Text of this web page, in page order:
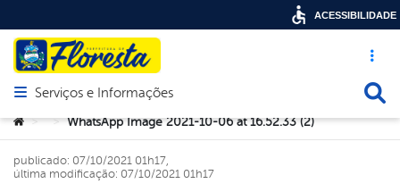
Acesso
Abrir menu principal de navegação
Serviços e Informações
Você está aqui:
> > WhatsApp Image 2021-10-06 at 16.52.33 (2)
publicado: 07/10/2021 01h17,
última modificação: 07/10/2021 01h17
ACESSIBILIDADE